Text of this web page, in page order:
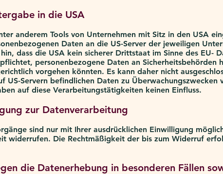
in die USA
anderem Tools von Unternehmen mit Sitz in den USA
Daten an die US-Server der jeweiligen
dass die USA kein sicherer Drittstaat im Sinne des EU-
personenbezogene Daten an Sicherheitsbehörden
vorgehen könnten. Es kann daher nicht
US-Servern befindlichen Daten zu Überwachungszwecken
auf diese Verarbeitungstätigkeiten keinen Einfluss.
zur Datenverarbeitung
sind nur mit Ihrer ausdrücklichen Einwilligung
widerrufen. Die Rechtmäßigkeit der bis zum Widerruf
die Datenerhebung in besonderen Fällen